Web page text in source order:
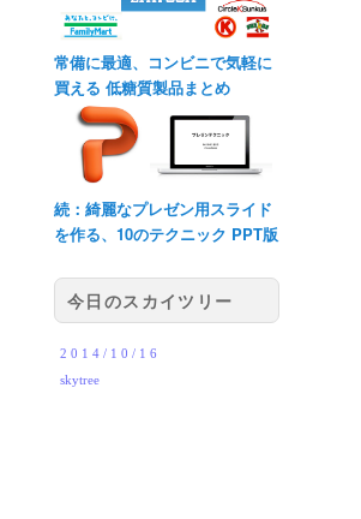
常備に最適、コンビニで気軽に
買える 低糖質製品まとめ
続：綺麗なプレゼン用スライド
を作る、10のテクニック PPT版
今日のスカイツリー